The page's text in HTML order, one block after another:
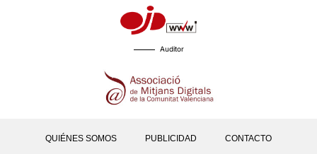
Auditor
QUIÉNES SOMOS PUBLICIDAD CONTACTO